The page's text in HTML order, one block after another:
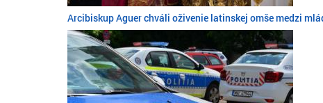
Arcibiskup Aguer chváli oživenie latinskej omše medzi